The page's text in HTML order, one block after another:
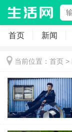
首页 新闻
当前位置： 首页 >